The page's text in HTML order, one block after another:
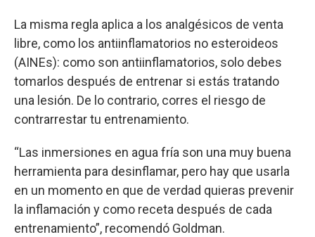
La misma regla aplica a los analgésicos de venta
libre, como los antiinflamatorios no esteroideos
(AINEs): como son antiinflamatorios, solo debes
tomarlos después de entrenar si estás tratando
una lesión. De lo contrario, corres el riesgo de
contrarrestar tu entrenamiento.
“Las inmersiones en agua fría son una muy buena
herramienta para desinflamar, pero hay que usarla
en un momento en que de verdad quieras prevenir
la inflamación y como receta después de cada
entrenamiento”, recomendó Goldman.